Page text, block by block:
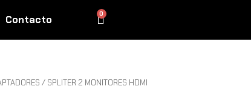
Contacto 0
Cart
/ SPLITER 2 MONITORES HDMI